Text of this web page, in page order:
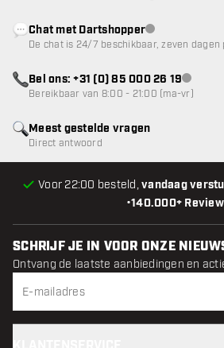
•140.000+
Voor 22:00 besteld,vandaag
Meest gestelde vragen
Direct antwoord
Chat met Dartshopperklantenservice
De chat is 24/7 beschikbaar, zeven dagen
Bel ons: +31 (0) 85 000 26 19
Bereikbaar van 8:00 - 21:00 (ma-vr)
SCHRIJF JE IN VOOR ONZE
Ontvang de laatste aanbiedingen en